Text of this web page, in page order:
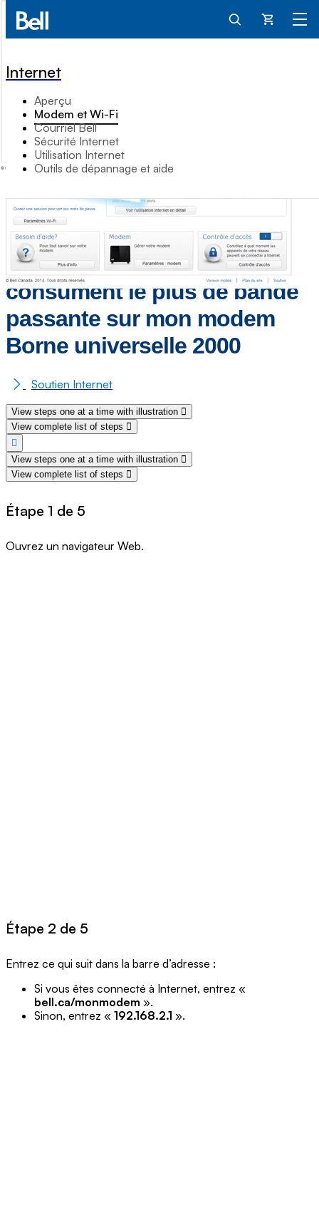
Panier
Internet
Aperçu
Modem et Wi-Fi
Courriel Bell
Sécurité Internet
Utilisation Internet
Outils de dépannage et aide
Comment déterminer quels
sont les appareils qui
consument le plus de bande
passante sur mon modem
Borne universelle 2000
Soutien Internet
View steps one at a time with illustration
View complete list of steps
View steps one at a time with illustration
View complete list of steps
Étape 1 de 5
Ouvrez un navigateur Web.
Étape 2 de 5
Entrez ce qui suit dans la barre d’adresse :
Si vous êtes connecté à Internet, entrez «
bell.ca/monmodem ».
Sinon, entrez « 192.168.2.1 ».